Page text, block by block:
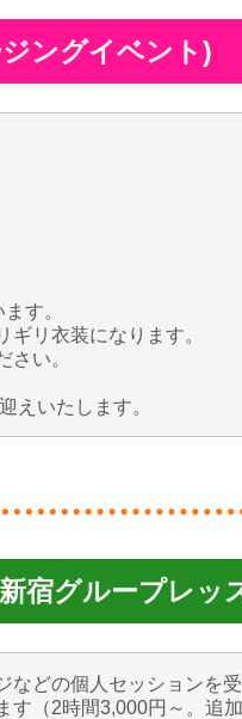
ングイベント)
す。
ギリ衣装になります。
い。
えいたします。
宿グループレッ
どの個人セッションを受
（2時間3,000円～。追加